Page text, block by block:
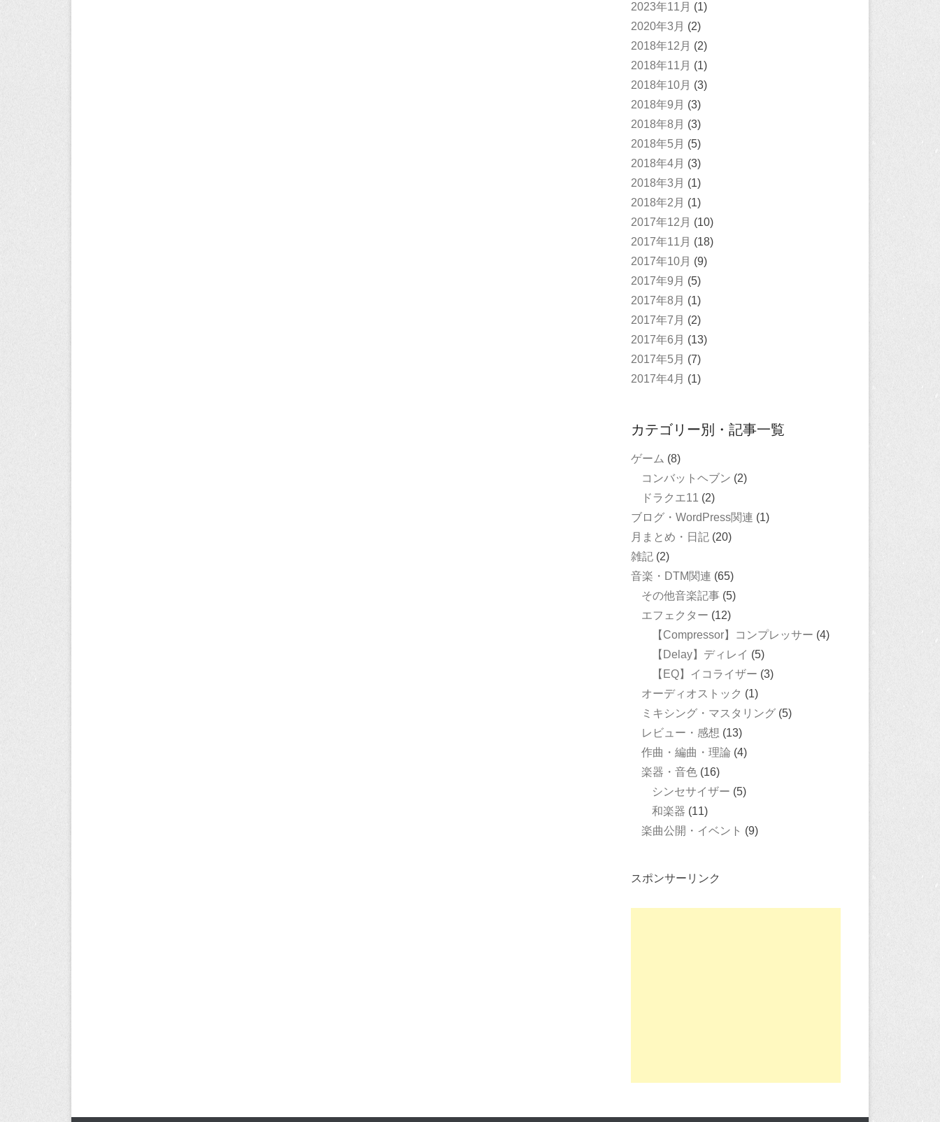
2023年11月 (1)
2020年3月 (2)
2018年12月 (2)
2018年11月 (1)
2018年10月 (3)
2018年9月 (3)
2018年8月 (3)
2018年5月 (5)
2018年4月 (3)
2018年3月 (1)
2018年2月 (1)
2017年12月 (10)
2017年11月 (18)
2017年10月 (9)
2017年9月 (5)
2017年8月 (1)
2017年7月 (2)
2017年6月 (13)
2017年5月 (7)
2017年4月 (1)
カテゴリー別・記事一覧
ゲーム (8)
コンバットヘブン (2)
ドラクエ11 (2)
ブログ・WordPress関連 (1)
月まとめ・日記 (20)
雑記 (2)
音楽・DTM関連 (65)
その他音楽記事 (5)
エフェクター (12)
【Compressor】コンプレッサー (4)
【Delay】ディレイ (5)
【EQ】イコライザー (3)
オーディオストック (1)
ミキシング・マスタリング (5)
レビュー・感想 (13)
作曲・編曲・理論 (4)
楽器・音色 (16)
シンセサイザー (5)
和楽器 (11)
楽曲公開・イベント (9)
スポンサーリンク